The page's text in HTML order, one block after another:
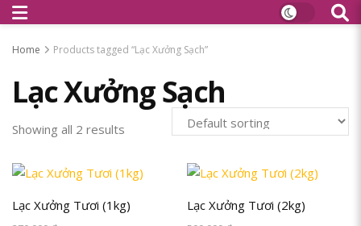
Home Products tagged “Lạc Xưởng Sạch”
Lạc Xưởng Sạch
Showing all 2 results
Lạc Xưởng Tươi (1kg) Lạc Xưởng Tươi (2kg)